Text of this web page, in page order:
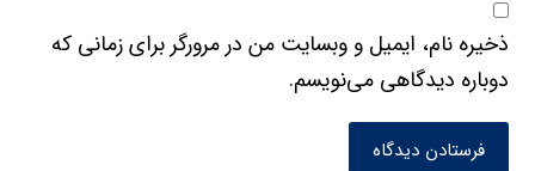
ذخیره نام، ایمیل و وبسایت من در مرورگر برای زمانی که
دوباره دیدگاهی می‌نویسم.
فرستادن دیدگاه